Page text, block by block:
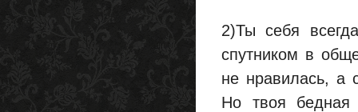
2)Ты себя
спутником в
не нравилась, а
Но твоя бедная